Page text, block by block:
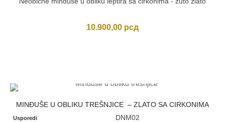
10.900,00 рсд
MINĐUŠE U OBLIKU TREŠNJICE – ZLATO SA CIRKONIMA
Usporedi DNM02